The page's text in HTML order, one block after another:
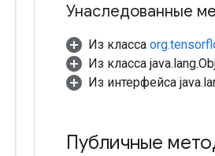
Унаследованные
Из класса
Из класса
Из интерфейса
Публичные